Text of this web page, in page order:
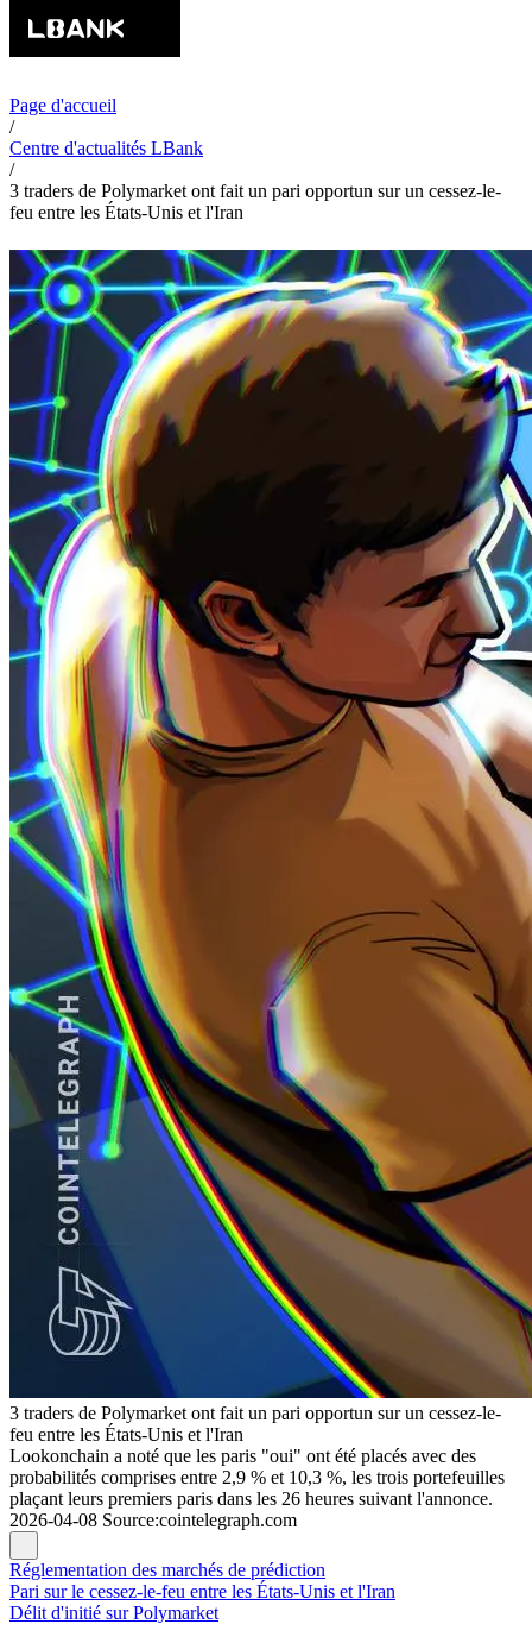
Page d'accueil
/
Centre d'actualités LBank
/
3 traders de Polymarket ont fait un pari opportun sur un cessez-le-
feu entre les États-Unis et l'Iran
3 traders de Polymarket ont fait un pari opportun sur un cessez-le-
feu entre les États-Unis et l'Iran
Lookonchain a noté que les paris "oui" ont été placés avec des
probabilités comprises entre 2,9 % et 10,3 %, les trois portefeuilles
plaçant leurs premiers paris dans les 26 heures suivant l'annonce.
2026-04-08 Source:cointelegraph.com
Réglementation des marchés de prédiction
Pari sur le cessez-le-feu entre les États-Unis et l'Iran
Délit d'initié sur Polymarket